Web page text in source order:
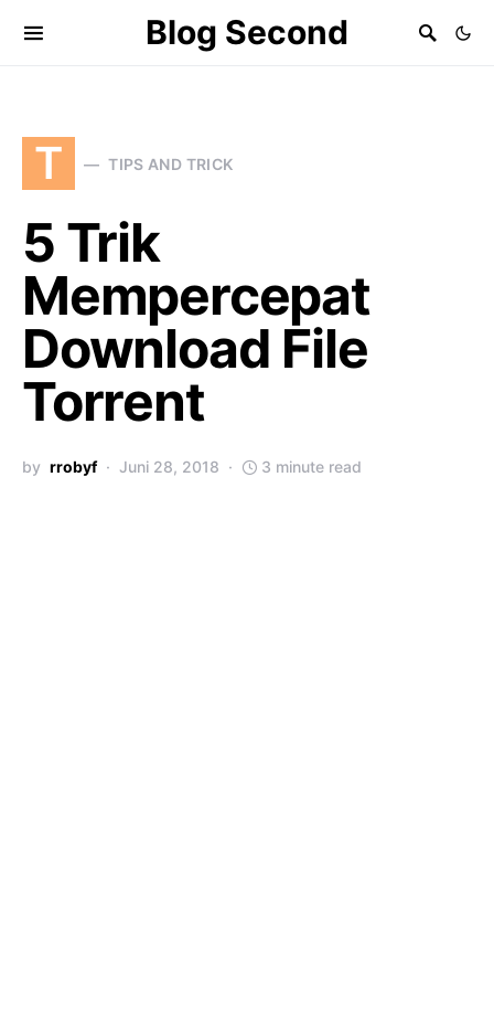
Blog Second
T TIPS AND TRICK
5 Trik
Mempercepat
Download File
Torrent
by rrobyf Juni 28, 2018 3 minute read